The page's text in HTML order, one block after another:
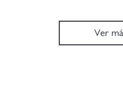
Fecha edición [ASC]
Ver